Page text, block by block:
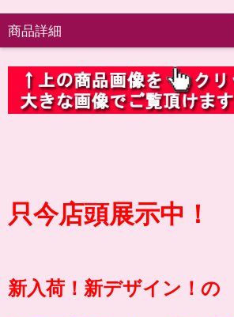
商品詳細
只今店頭展示中！
新入荷！新デザイン！の